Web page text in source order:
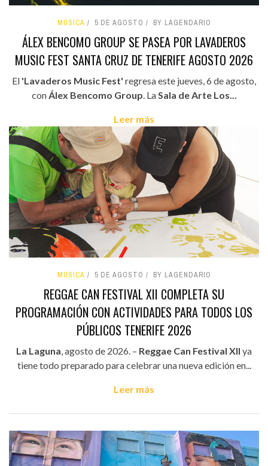
MÚSICA 5 DE AGOSTO BY LAGENDARIO
ÁLEX BENCOMO GROUP SE PASEA POR LAVADEROS
MUSIC FEST SANTA CRUZ DE TENERIFE AGOSTO 2026
El 'Lavaderos Music Fest' regresa este jueves, 6 de agosto,
con Álex Bencomo Group . La Sala de Arte Los...
Leer más
MÚSICA 5 DE AGOSTO BY LAGENDARIO
REGGAE CAN FESTIVAL XII COMPLETA SU
PROGRAMACIÓN CON ACTIVIDADES PARA TODOS LOS
PÚBLICOS TENERIFE 2026
La Laguna, agosto de 2026. – Reggae Can Festival XII ya
tiene todo preparado para celebrar una nueva edición en...
Leer más